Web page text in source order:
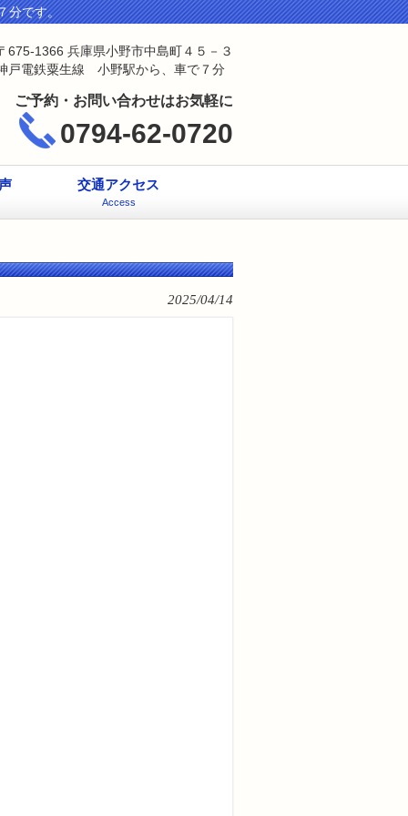
分です。
675-1366 兵庫県小野市中島町４５－３
戸電鉄粟生線 小野駅から、車で７分
ご予約・お問い合わせはお気軽に
0794-62-0720
交通アクセス
Access
2025/04/14